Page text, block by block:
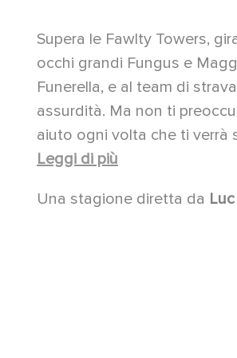
Supera le Fawlty Towers,
occhi grandi Fungus e
Funerella, e al team di
assurdità. Ma non ti
aiuto ogni volta che ti verrà
quella di due vampiri
Leggi di più
Una stagione diretta da